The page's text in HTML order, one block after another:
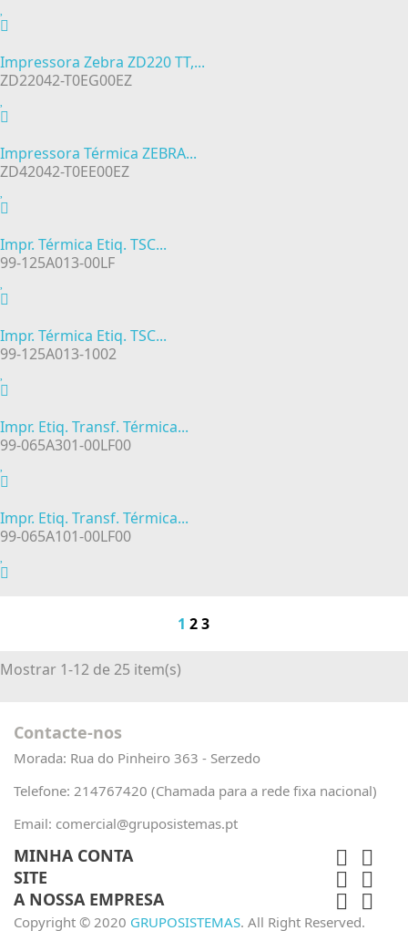
Impressora Zebra ZD220 TT,...
ZD22042-T0EG00EZ
Impressora Térmica ZEBRA...
ZD42042-T0EE00EZ
Impr. Térmica Etiq. TSC...
99-125A013-00LF
Impr. Térmica Etiq. TSC...
99-125A013-1002
Impr. Etiq. Transf. Térmica...
99-065A301-00LF00
Impr. Etiq. Transf. Térmica...
99-065A101-00LF00
1 23
Mostrar 1-12 de 25 item(s)
Contacte-nos
Morada: Rua do Pinheiro 363 - Serzedo
Telefone: 214767420 (Chamada para a rede fixa nacional)
Email: comercial@gruposistemas.pt
MINHA CONTA  
SITE  
A NOSSA EMPRESA  
Copyright © 2020 GRUPOSISTEMAS. All Right Reserved.